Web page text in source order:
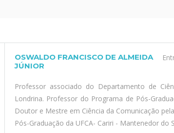
OSWALDO FRANCISCO DE ALMEIDA
JÚNIOR
Professor associado do Departamento de
Londrina. Professor do Programa de Pós-
Doutor e Mestre em Ciência da Comunicação
Pós-Graduação da UFCA- Cariri - Mantenedor do